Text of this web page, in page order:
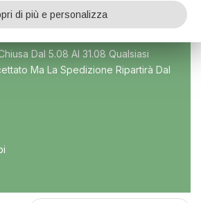
Dal 5.08 Al 31.08 Qualsiasi
Ma La Spedizione Ripartirà Dal
di più e personalizza